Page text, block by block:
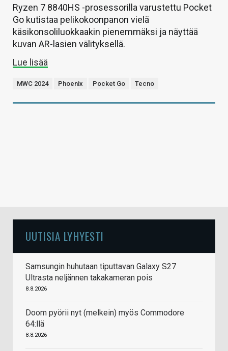
Ryzen 7 8840HS -prosessorilla varustettu Pocket
Go kutistaa pelikokoonpanon vielä
käsikonsoliluokkaakin pienemmäksi ja näyttää
kuvan AR-lasien välityksellä.
Lue lisää
MWC 2024 Phoenix Pocket Go Tecno
UUTISIA LYHYESTI
Samsungin huhutaan tiputtavan Galaxy S27
Ultrasta neljännen takakameran pois
8.8.2026
Doom pyörii nyt (melkein) myös Commodore
64:llä
8.8.2026